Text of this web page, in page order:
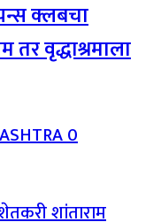
क्लबचा
वृद्धाश्रमाला
0